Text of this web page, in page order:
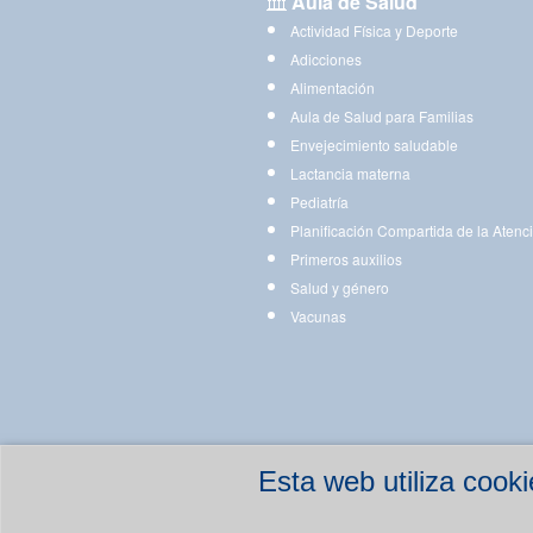
Esta web utiliza
Actividad Física y Deporte
Adicciones
Alimentación
Aula de Salud para Familias
Envejecimiento saludable
Lactancia materna
Pediatría
Planificación Compartida de la
Primeros auxilios
Salud y género
Vacunas